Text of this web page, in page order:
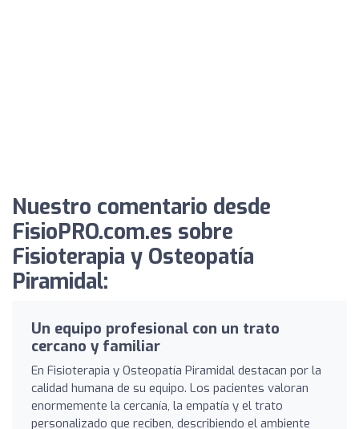
Nuestro comentario desde
FisioPRO.com.es sobre
Fisioterapia y Osteopatía
Piramidal:
Un equipo profesional con un trato
cercano y familiar
En Fisioterapia y Osteopatía Piramidal destacan por la
calidad humana de su equipo. Los pacientes valoran
enormemente la cercanía, la empatía y el trato
personalizado que reciben, describiendo el ambiente